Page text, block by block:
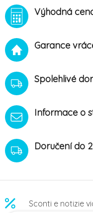
na místa ve stáji s
výskytem hmyzu,
pro
prallethrin, 1R-
fenothrin, piperonyl
filmotvorný pol
Výhodná
Garance
Spolehlivé
Informace o
Doručení do
Sconti e notizie